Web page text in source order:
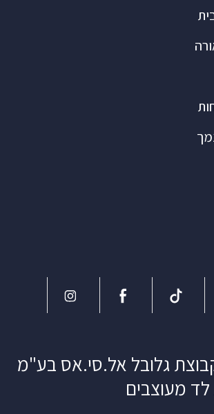
גלובל אל.סי.אס בע"מ
לד מעוצבים